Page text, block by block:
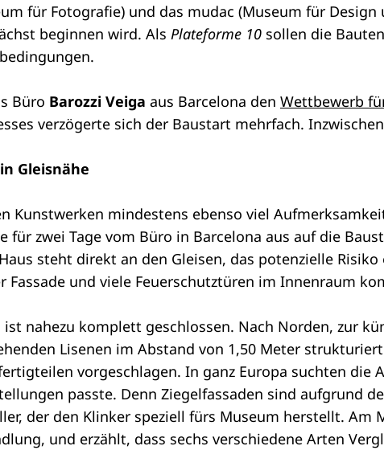
für Fotografie) und das mudac (Museum für
beginnen wird. Als Plateforme 10 sollen die
Büro Barozzi Veiga aus Barcelona den Wettbewerb
verzögerte sich der Baustart mehrfach.
Gleisnähe
Kunstwerken mindestens ebenso viel
für zwei Tage vom Büro in Barcelona aus auf die
steht direkt an den Gleisen, das potenzielle
Fassade und viele Feuerschutztüren im Innenraum
ist nahezu komplett geschlossen. Nach Norden, zur
Lisenen im Abstand von 1,50 Meter
vorgeschlagen. In ganz Europa suchten die
passte. Denn Ziegelfassaden sind aufgrund
der den Klinker speziell fürs Museum herstellt.
und erzählt, dass sechs verschiedene Arten